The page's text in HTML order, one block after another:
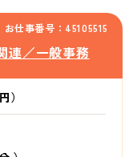
お仕事番号：45105515
連／一般事務
）